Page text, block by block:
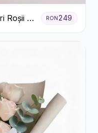
Roșii și
RON249